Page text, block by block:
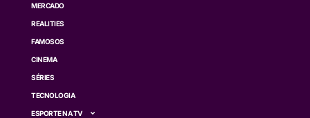
MERCADO
REALITIES
FAMOSOS
CINEMA
SÉRIES
TECNOLOGIA
ESPORTE NA TV